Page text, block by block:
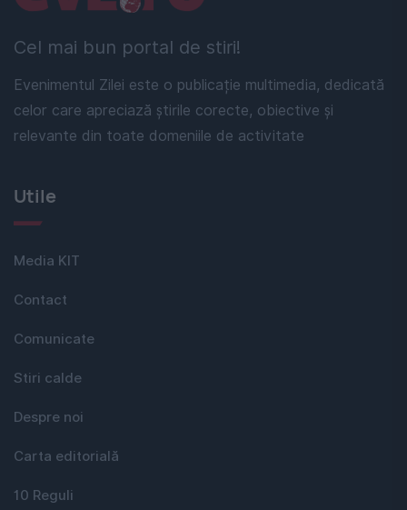
Cel mai bun portal de stiri!
Evenimentul Zilei este o publicație multimedia, dedicată
celor care apreciază știrile corecte, obiective și
relevante din toate domeniile de activitate
Utile
Media KIT
Contact
Comunicate
Stiri calde
Despre noi
Carta editorială
10 Reguli